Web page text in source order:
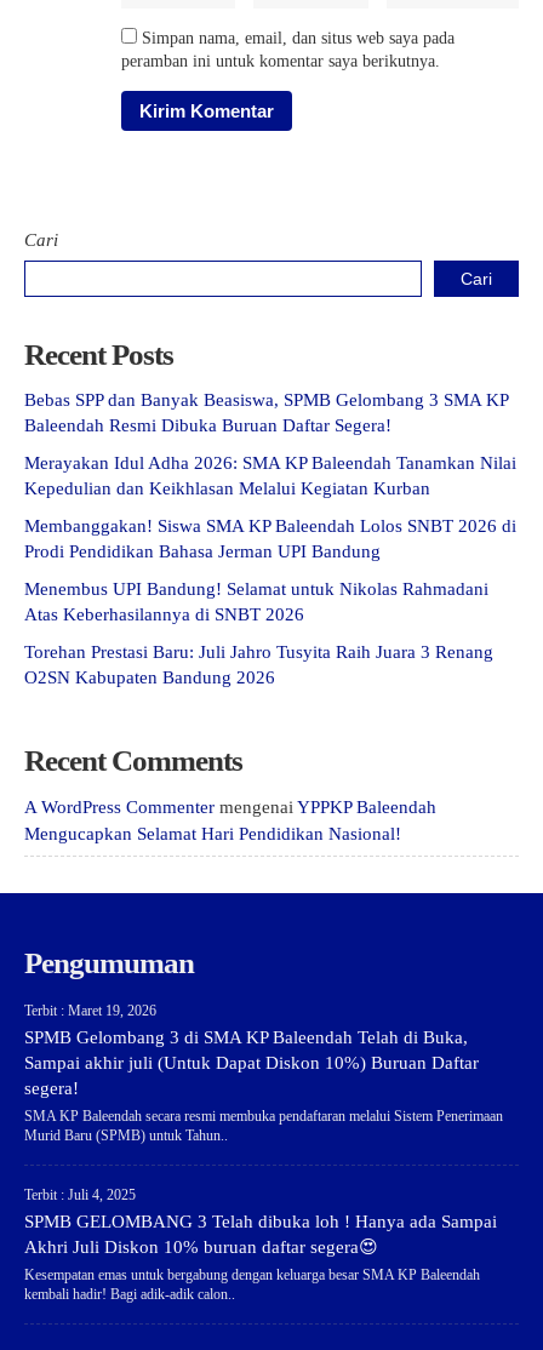
Simpan nama, email, dan situs web saya pada
peramban ini untuk komentar saya berikutnya.
Cari
Cari
Recent Posts
Bebas SPP dan Banyak Beasiswa, SPMB Gelombang 3 SMA KP
Baleendah Resmi Dibuka Buruan Daftar Segera!
Merayakan Idul Adha 2026: SMA KP Baleendah Tanamkan Nilai
Kepedulian dan Keikhlasan Melalui Kegiatan Kurban
Membanggakan! Siswa SMA KP Baleendah Lolos SNBT 2026 di
Prodi Pendidikan Bahasa Jerman UPI Bandung
Menembus UPI Bandung! Selamat untuk Nikolas Rahmadani
Atas Keberhasilannya di SNBT 2026
Torehan Prestasi Baru: Juli Jahro Tusyita Raih Juara 3 Renang
O2SN Kabupaten Bandung 2026
Recent Comments
A WordPress Commenter mengenai YPPKP Baleendah
Mengucapkan Selamat Hari Pendidikan Nasional!
Pengumuman
Terbit : Maret 19, 2026
SPMB Gelombang 3 di SMA KP Baleendah Telah di Buka,
Sampai akhir juli (Untuk Dapat Diskon 10%) Buruan Daftar
segera!
SMA KP Baleendah secara resmi membuka pendaftaran melalui Sistem Penerimaan
Murid Baru (SPMB) untuk Tahun..
Terbit : Juli 4, 2025
SPMB GELOMBANG 3 Telah dibuka loh ! Hanya ada Sampai
Akhri Juli Diskon 10% buruan daftar segera😍
Kesempatan emas untuk bergabung dengan keluarga besar SMA KP Baleendah
kembali hadir! Bagi adik-adik calon..